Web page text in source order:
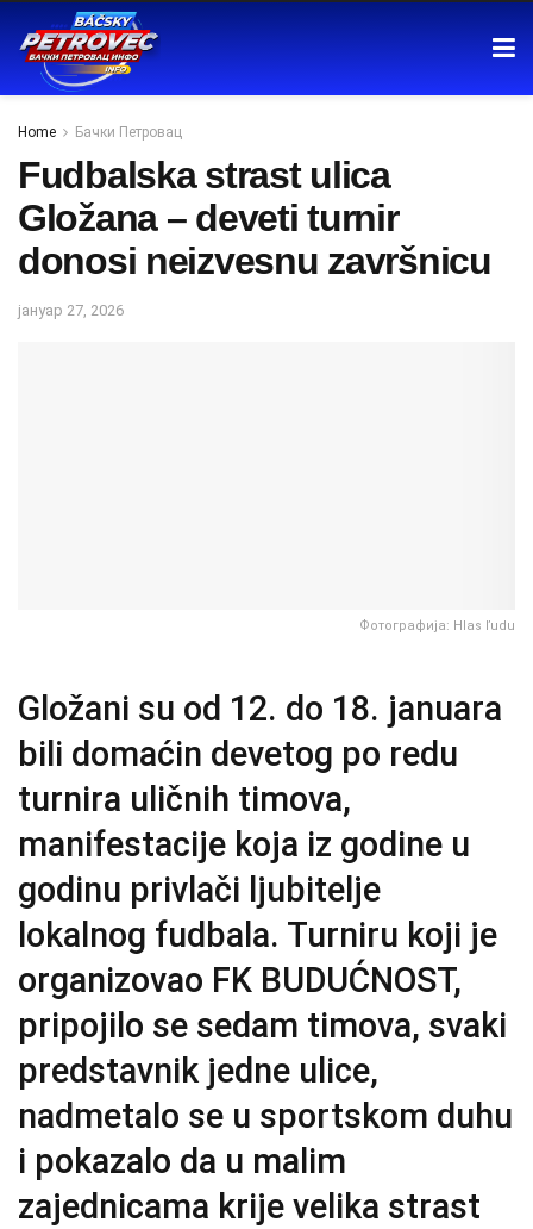
Home Бачки Петровац
Fudbalska strast ulica
Gložana – deveti turnir
donosi neizvesnu završnicu
јануар 27, 2026
Фотографија: Hlas ľudu
Gložani su od 12. do 18. januara
bili domaćin devetog po redu
turnira uličnih timova,
manifestacije koja iz godine u
godinu privlači ljubitelje
lokalnog fudbala. Turniru koji je
organizovao FK BUDUĆNOST,
pripojilo se sedam timova, svaki
predstavnik jedne ulice,
nadmetalo se u sportskom duhu
i pokazalo da u malim
zajednicama krije velika strast